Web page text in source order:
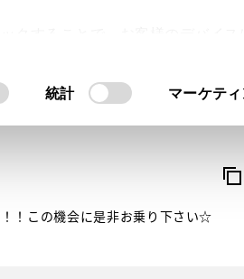
統計 マーケテ
！この機会に是非お乗り下さい☆